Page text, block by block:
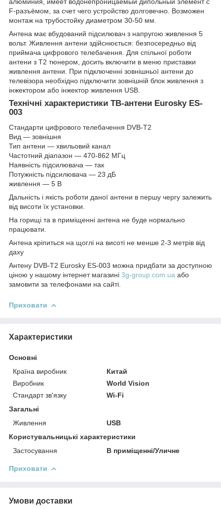
алюминия, имеет водонепроницаемый дипольный элемент с
F-разъёмом, за счет чего устройство долговечно. Возможен
монтаж на трубостойку диаметром 30-50 мм.
Антена має вбудований підсилювач з напругою живлення 5
вольт. Живлення антени здійснюється: безпосередньо від
приймача цифрового телебачення. Для спільної роботи
антени з Т2 тюнером, досить включити в меню приставки
живлення антени. При підключенні зовнішньої антени до
телевізора необхідно підключити зовнішній блок живлення з
інжектором або інжектор живлення USB.
Технічні характеристики ТВ-антени Eurosky ES-
003
Стандарти цифрового телебачення DVB-T2
Вид — зовнішня
Тип антени — хвильовий канал
Частотний діапазон — 470-862 МГц
Наявність підсилювача — так
Потужність підсилювача — 23 дБ
живлення — 5 В
Дальність і якість роботи даної антени в першу чергу залежить
від висоти їх установки.
На горищі та в приміщенні антена не буде нормально
працювати.
Антена кріпиться на щоглі на висоті не менше 2-3 метрів від
даху
Антену DVB-T2 Eurosky ES-003 можна придбати за доступною
ціною у нашому інтернет магазині 3g-group.com.ua або
замовити за телефонами на сайті.
Приховати
Характеристики
Основні
Країна виробник
Китай
Виробник
World Vision
Стандарт зв'язку
Wi-Fi
Загальні
Живлення
USB
Користувальницькі характеристики
Застосування
В приміщенні/Уличне
Приховати
Умови доставки